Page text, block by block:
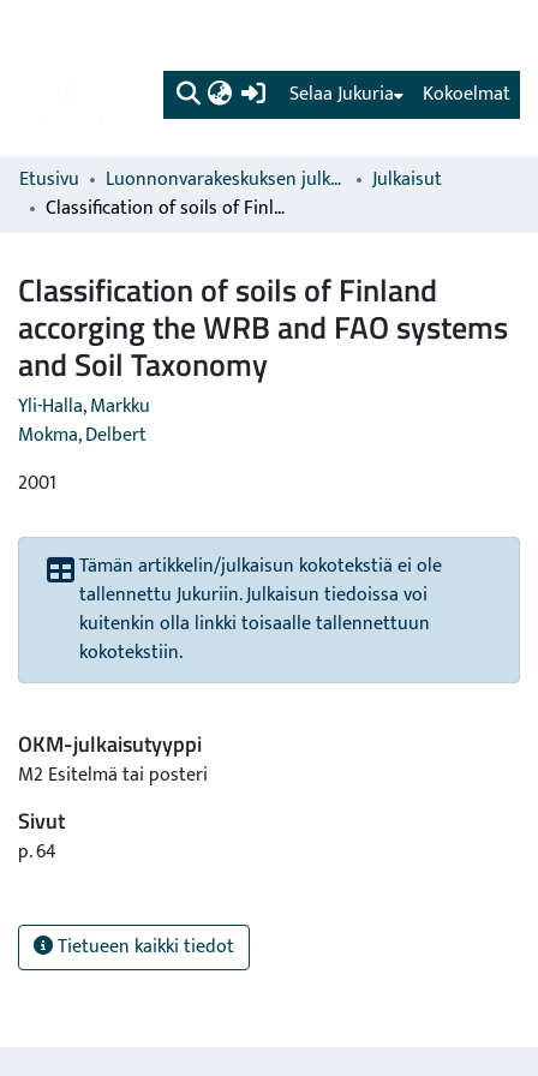
(current) Kokoelmat
Selaa Jukuria
Etusivu Luonnonvarakeskuksen julkaisut
Julkaisut
Classification of soils of Finland accorging the WRB and FAO systems and Soil Taxonomy
Classification of soils of Finland
accorging the WRB and FAO systems
and Soil Taxonomy
Yli-Halla, Markku
Mokma, Delbert
2001
Tämän artikkelin/julkaisun kokotekstiä ei ole
tallennettu Jukuriin. Julkaisun tiedoissa voi
kuitenkin olla linkki toisaalle tallennettuun
kokotekstiin.
OKM-julkaisutyyppi
M2 Esitelmä tai posteri
Sivut
p. 64
Tietueen kaikki tiedot